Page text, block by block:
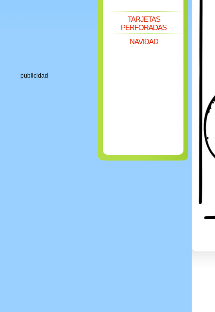
publicidad
TARJETAS
PERFORADAS
NAVIDAD